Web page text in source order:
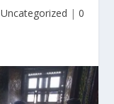
Uncategorized | 0